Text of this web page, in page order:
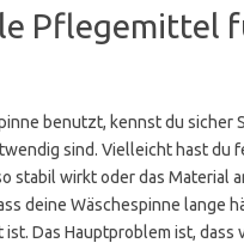
Pflegemittel
benutzt, kennst du sicher
sind. Vielleicht hast du
stabil wirkt oder das Material
deine Wäschespinne lange
Das Hauptproblem ist,